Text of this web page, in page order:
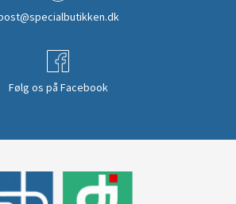
Følg os på Facebook